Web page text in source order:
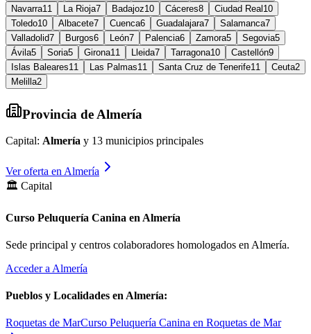
Navarra11 La Rioja7 Badajoz10 Cáceres8 Ciudad Real 10
Toledo10 Albacete7 Cuenca6 Guadalajara7 Salamanca7
Valladolid7 Burgos6 León7 Palencia6 Zamora5 Segovia5
Ávila5 Soria5 Girona11 Lleida7 Tarragona10 Castellón9
Islas Baleares11 Las Palmas11 Santa Cruz de Tenerife11 Ceuta2
Melilla2
Provincia de Almería
Capital: Almería y 13 municipios principales
Ver oferta en Almería
🏛️ Capital
Curso Peluquería Canina en Almería
Sede principal y centros colaboradores homologados en Almería.
Acceder a Almería
Pueblos y Localidades en Almería:
Roquetas de MarCurso Peluquería Canina en Roquetas de Mar